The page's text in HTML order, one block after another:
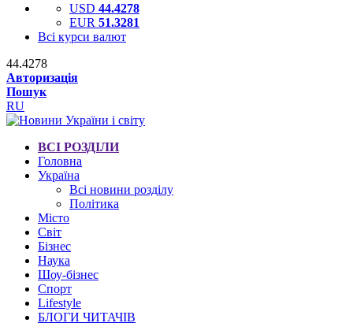
USD 44.4278
EUR 51.3281
Всі курси валют
44.4278
Авторизація
Пошук
RU
ВСІ РОЗДІЛИ
Головна
Україна
Всі новини розділу
Політика
Місто
Світ
Бізнес
Наука
Шоу-бізнес
Спорт
Lifestyle
БЛОГИ ЧИТАЧІВ